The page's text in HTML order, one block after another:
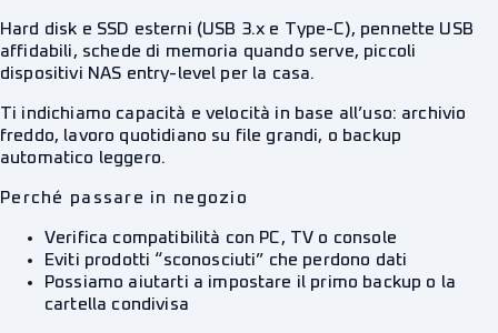
Hard disk e SSD esterni (USB 3.x e Type-C), pennette USB
affidabili, schede di memoria quando serve, piccoli
dispositivi NAS entry-level per la casa.
Ti indichiamo capacità e velocità in base all’uso: archivio
freddo, lavoro quotidiano su file grandi, o backup
automatico leggero.
Perché passare in negozio
Verifica compatibilità con PC, TV o console
Eviti prodotti “sconosciuti” che perdono dati
Possiamo aiutarti a impostare il primo backup o la
cartella condivisa